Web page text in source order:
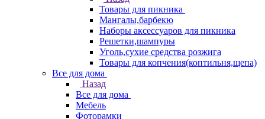
Товары для пикника
Мангалы,барбекю
Наборы аксессуаров для пикника
Решетки,шампуры
Уголь,сухие средства розжига
Товары для копчения(коптильня,щепа)
Все для дома
Назад
Все для дома
Мебель
Фоторамки